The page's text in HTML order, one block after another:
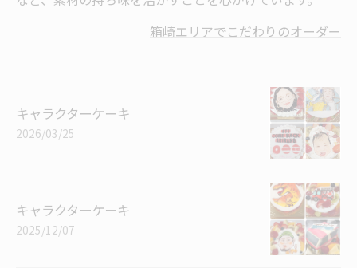
箱崎エリアでこだわりのオーダー
キャラクターケーキ
2026/03/25
キャラクターケーキ
2025/12/07